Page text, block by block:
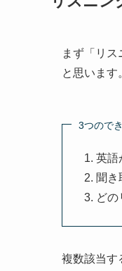
まず「リ
と思います
3つので
英語
聞き
どの
複数該当す